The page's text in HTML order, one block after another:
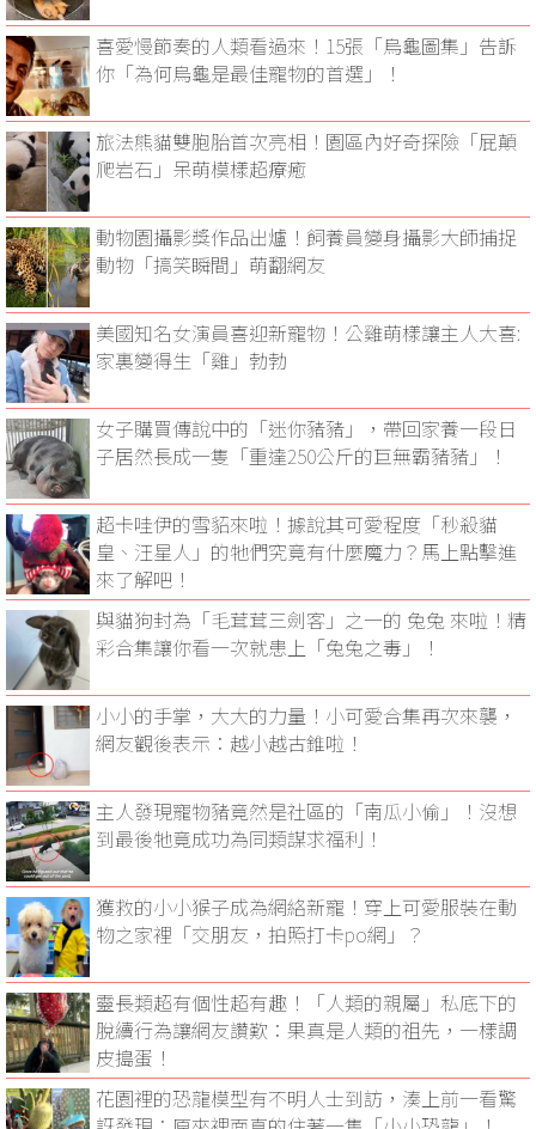
喜愛慢節奏的人類看過來！15張「烏龜圖集」告訴
你「為何烏龜是最佳寵物的首選」！
旅法熊貓雙胞胎首次亮相！園區內好奇探險「屁顛
爬岩石」呆萌模樣超療癒
動物園攝影獎作品出爐！飼養員變身攝影大師捕捉
動物「搞笑瞬間」萌翻網友
美國知名女演員喜迎新寵物！公雞萌樣讓主人大喜:
家裏變得生「雞」勃勃
女子購買傳說中的「迷你豬豬」，帶回家養一段日
子居然長成一隻「重達250公斤的巨無霸豬豬」！
超卡哇伊的雪貂來啦！據說其可愛程度「秒殺貓
皇、汪星人」的牠們究竟有什麼魔力？馬上點擊進
來了解吧！
與貓狗封為「毛茸茸三劍客」之一的 兔兔 來啦！精
彩合集讓你看一次就患上「兔兔之毒」！
小小的手掌，大大的力量！小可愛合集再次來襲，
網友觀後表示：越小越古錐啦！
主人發現寵物豬竟然是社區的「南瓜小偷」！沒想
到最後牠竟成功為同類謀求福利！
獲救的小小猴子成為網絡新寵！穿上可愛服裝在動
物之家裡「交朋友，拍照打卡po網」？
靈長類超有個性超有趣！「人類的親屬」私底下的
脫續行為讓網友讚歎：果真是人類的祖先，一樣調
皮搗蛋！
花園裡的恐龍模型有不明人士到訪，湊上前一看驚